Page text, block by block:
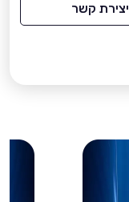
יצירת קשר